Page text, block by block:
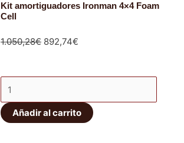
Kit amortiguadores Ironman 4×4 Foam
Cell
1.050,28€ El
1.050,28€.
892,74€
892,74€.
Kit
amortiguadores
Ironman
Añadir al carrito